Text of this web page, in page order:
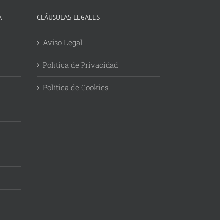
CLÁUSULAS LEGALES
Aviso Legal
Política de Privacidad
Política de Cookies